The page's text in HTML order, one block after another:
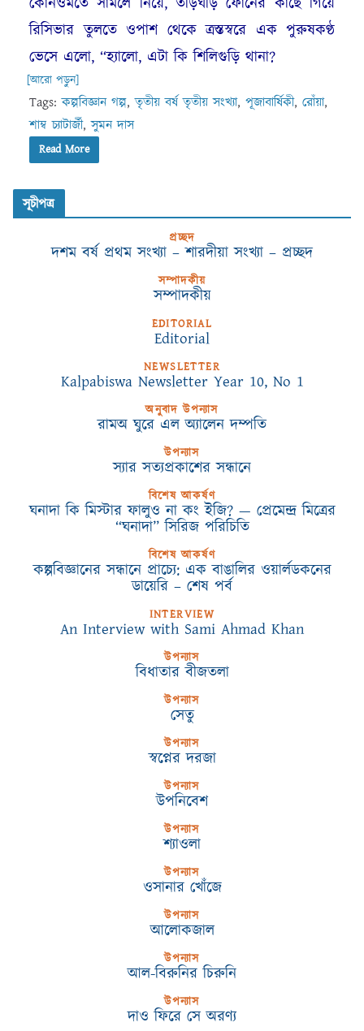
রিসিভার তুলতে ওপাশ থেকে ত্রস্তস্বরে এক পুরুষকণ্ঠ
ভেসে এলো, “হ্যালো, এটা কি শিলিগুড়ি থানা?
[আরো পড়ুন]
Tags:কল্পবিজ্ঞান গল্প,তৃতীয় বর্ষ তৃতীয় সংখ্যা, পূজাবার্ষিকী, রোঁয়া,
শাম্ব চ্যাটার্জী,সুমন দাস
Read More
সূচীপত্র
প্রচ্ছদ
দশম বর্ষ প্রথম সংখ্যা – শারদীয়া সংখ্যা – প্রচ্ছদ
সম্পাদকীয়
সম্পাদকীয়
EDITORIAL
Editorial
NEWSLETTER
Kalpabiswa Newsletter Year 10, No 1
অনুবাদ উপন্যাস
রামঅ ঘুরে এল অ্যালেন দম্পতি
উপন্যাস
স্যার সত্যপ্রকাশের সন্ধানে
বিশেষ আকর্ষণ
ঘনাদা কি মিস্টার ফালুও না কং ইজি? — প্রেমেন্দ্র মিত্রের
“ঘনাদা” সিরিজ পরিচিতি
বিশেষ আকর্ষণ
কল্পবিজ্ঞানের সন্ধানে প্রাচ্যে: এক বাঙালির ওয়ার্লডকনের
ডায়েরি – শেষ পর্ব
INTERVIEW
An Interview with Sami Ahmad Khan
উপন্যাস
বিধাতার বীজতলা
উপন্যাস
সেতু
উপন্যাস
স্বপ্নের দরজা
উপন্যাস
উপনিবেশ
উপন্যাস
শ্যাওলা
উপন্যাস
ওসানার খোঁজে
উপন্যাস
আলোকজাল
উপন্যাস
আল-বিরুনির চিরুনি
উপন্যাস
দাও ফিরে সে অরণ্য